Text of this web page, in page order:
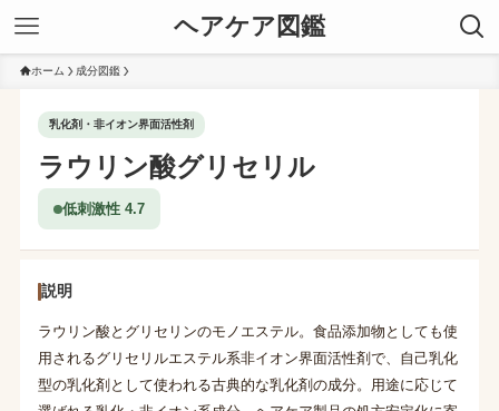
ヘアケア図鑑
ホーム 成分図鑑
乳化剤・非イオン界面活性剤
ラウリン酸グリセリル
低刺激性 4.7
説明
ラウリン酸とグリセリンのモノエステル。食品添加物としても使
用されるグリセリルエステル系非イオン界面活性剤で、自己乳化
型の乳化剤として使われる古典的な乳化剤の成分。用途に応じて